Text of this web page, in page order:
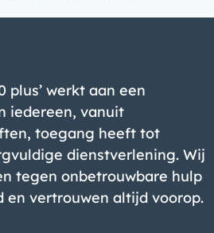
plus’ werkt aan een
iedereen, vanuit
toegang heeft tot
dienstverlening. Wij
tegen onbetrouwbare hulp
en vertrouwen altijd voorop.